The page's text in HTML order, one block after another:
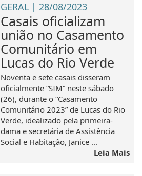
GERAL | 28/08/2023
Casais oficializam
união no Casamento
Comunitário em
Lucas do Rio Verde
Noventa e sete casais disseram
oficialmente “SIM” neste sábado
(26), durante o “Casamento
Comunitário 2023” de Lucas do Rio
Verde, idealizado pela primeira-
dama e secretária de Assistência
Social e Habitação, Janice ...
Leia Mais